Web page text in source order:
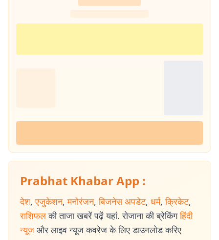
Prabhat Khabar App :
देश, एजुकेशन, मनोरंजन, बिजनेस अपडेट, धर्म, क्रिकेट,
राशिफल की ताजा खबरें पढ़ें यहां. रोजाना की ब्रेकिंग हिंदी
न्यूज और लाइव न्यूज कवरेज के लिए डाउनलोड करिए